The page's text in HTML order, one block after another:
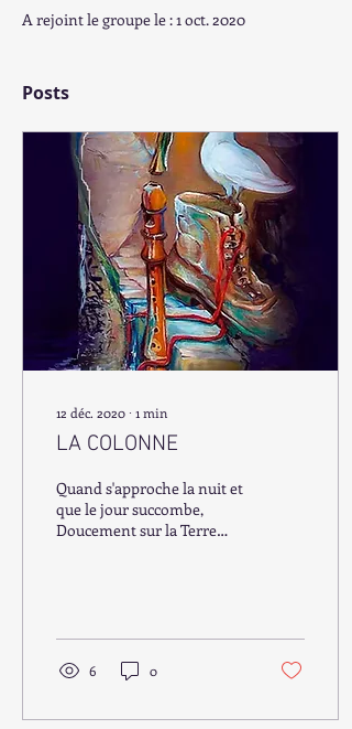
A rejoint le groupe le : 1 oct. 2020
Posts
12 déc. 2020 ∙ 1 min
LA COLONNE
Quand s'approche la nuit et
que le jour succombe,
Doucement sur la Terre
6 0